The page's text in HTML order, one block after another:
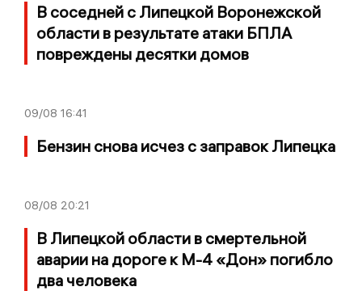
В соседней с Липецкой Воронежской
области в результате атаки БПЛА
повреждены десятки домов
09/08 16:41
Бензин снова исчез с заправок Липецка
08/08 20:21
В Липецкой области в смертельной
аварии на дороге к М-4 «Дон» погибло
два человека